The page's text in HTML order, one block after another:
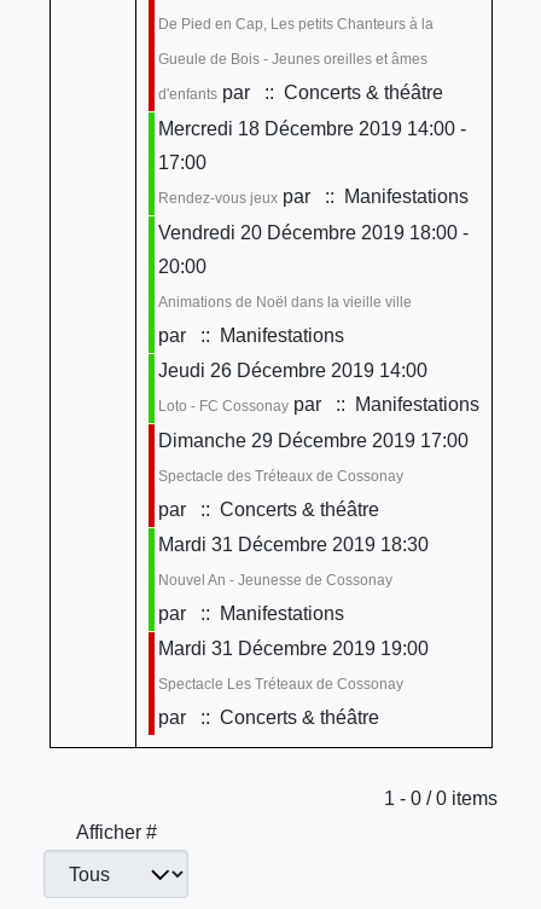
De Pied en Cap, Les petits Chanteurs à la
Gueule de Bois - Jeunes oreilles et âmes
d'enfantspar
:: Concerts & théâtre
Mercredi 18 Décembre 2019 14:00 -
17:00
Rendez-vous jeuxpar
:: Manifestations
Vendredi 20 Décembre 2019 18:00 -
20:00
Animations de Noël dans la vieille ville
par
:: Manifestations
Jeudi 26 Décembre 2019 14:00
Loto - FC Cossonaypar
:: Manifestations
Dimanche 29 Décembre 2019 17:00
Spectacle des Tréteaux de Cossonay
par
:: Concerts & théâtre
Mardi 31 Décembre 2019 18:30
Nouvel An - Jeunesse de Cossonay
par
:: Manifestations
Mardi 31 Décembre 2019 19:00
Spectacle Les Tréteaux de Cossonay
par :: Concerts & théâtre
Limite de la pagination
1 - 0 / 0 items
Afficher #